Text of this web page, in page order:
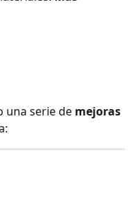
una serie de mejoras